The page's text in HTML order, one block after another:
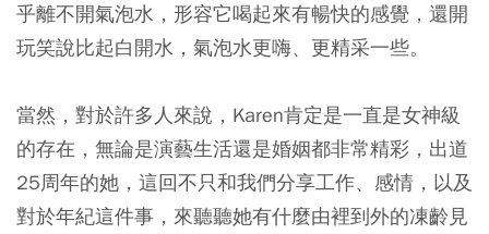
乎離不開氣泡水，形容它喝起來有暢快的感覺，還開
玩笑說比起白開水，氣泡水更嗨、更精采一些。
當然，對於許多人來說，Karen肯定是一直是女神級
的存在，無論是演藝生活還是婚姻都非常精彩，出道
25周年的她，這回不只和我們分享工作、感情，以及
對於年紀這件事，來聽聽她有什麼由裡到外的凍齡見